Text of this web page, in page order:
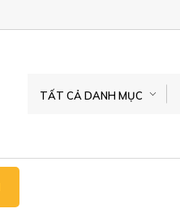
TẤT CẢ DANH MỤC